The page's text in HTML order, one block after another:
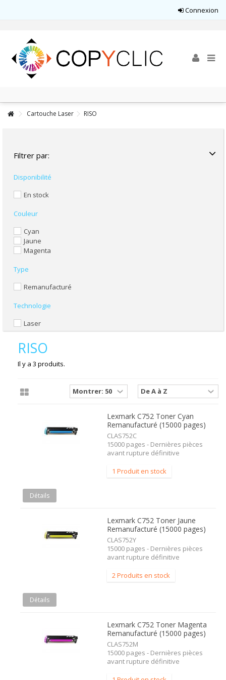
Connexion
Cartouche Laser RISO
Filtrer par:
Disponibilité
En stock
Couleur
Cyan
Jaune
Magenta
Type
Remanufacturé
Technologie
Laser
RISO
Il y a 3 produits.
Lexmark C752 Toner Cyan
Remanufacturé (15000 pages)
CLAS752C
15000 pages - Dernières pièces
avant rupture définitive
1 Produit en stock
Détails
Lexmark C752 Toner Jaune
Remanufacturé (15000 pages)
CLAS752Y
15000 pages - Dernières pièces
avant rupture définitive
2 Produits en stock
Détails
Lexmark C752 Toner Magenta
Remanufacturé (15000 pages)
CLAS752M
15000 pages - Dernières pièces
avant rupture définitive